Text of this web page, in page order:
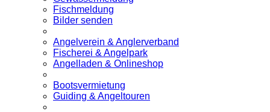
Fischmeldung
Bilder senden
Angelverein & Anglerverband
Fischerei & Angelpark
Angelladen & Onlineshop
Bootsvermietung
Guiding & Angeltouren